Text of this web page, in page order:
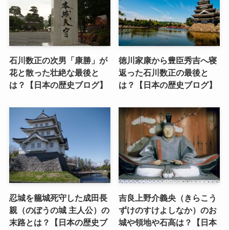
石川数正の次男「康勝」が
花と散った壮絶な最後と
は？【日本の歴史ブログ】
徳川家康から豊臣秀吉へ寝
返った石川数正の最後と
は？【日本の歴史ブログ】
忍城を籠城死守した成田長
親（のぼうの城 主人公）の
末路とは？【日本の歴史ブ
吉良上野介義央（きらこう
ずけのすけよしなか）のお
城や領地や石高は？【日本